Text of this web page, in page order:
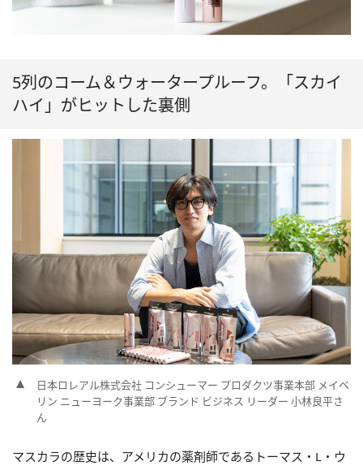
5列のコーム＆ウォータープルーフ。「スカイ
ハイ」がヒットした裏側
日本ロレアル株式会社 コンシューマー プロダクツ事業本部 メイベ
リン ニューヨーク事業部 ブランド ビジネス リーダー 小林良平さ
ん
マスカラの歴史は、アメリカの薬剤師であるトーマス・L・ウ